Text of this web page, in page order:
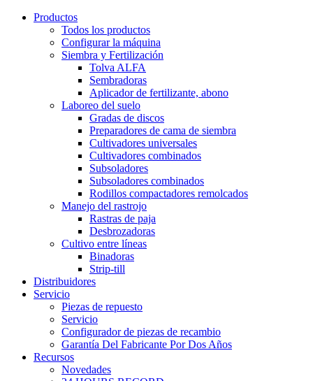
Productos
Todos los productos
Configurar la máquina
Siembra y Fertilización
Tolva ALFA
Sembradoras
Aplicador de fertilizante, abono
Laboreo del suelo
Gradas de discos
Preparadores de cama de siembra
Cultivadores universales
Cultivadores combinados
Subsoladores
Subsoladores combinados
Rodillos compactadores remolcados
Manejo del rastrojo
Rastras de paja
Desbrozadoras
Cultivo entre líneas
Binadoras
Strip-till
Distribuidores
Servicio
Piezas de repuesto
Servicio
Configurador de piezas de recambio
Garantía Del Fabricante Por Dos Años
Recursos
Novedades